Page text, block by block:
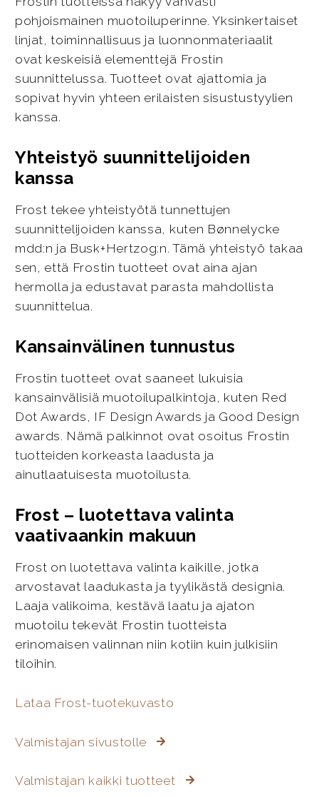
pohjoismainen muotoiluperinne. Yksinkertaiset
linjat, toiminnallisuus ja luonnonmateriaalit
ovat keskeisiä elementtejä Frostin
suunnittelussa. Tuotteet ovat ajattomia ja
sopivat hyvin yhteen erilaisten sisustustyylien
kanssa.
Yhteistyö suunnittelijoiden
kanssa
Frost tekee yhteistyötä tunnettujen
suunnittelijoiden kanssa, kuten Bønnelycke
mdd:n ja Busk+Hertzog:n. Tämä yhteistyö takaa
sen, että Frostin tuotteet ovat aina ajan
hermolla ja edustavat parasta mahdollista
suunnittelua.
Kansainvälinen tunnustus
Frostin tuotteet ovat saaneet lukuisia
kansainvälisiä muotoilupalkintoja, kuten Red
Dot Awards, IF Design Awards ja Good Design
awards. Nämä palkinnot ovat osoitus Frostin
tuotteiden korkeasta laadusta ja
ainutlaatuisesta muotoilusta.
Frost – luotettava valinta
vaativaankin makuun
Frost on luotettava valinta kaikille, jotka
arvostavat laadukasta ja tyylikästä designia.
Laaja valikoima, kestävä laatu ja ajaton
muotoilu tekevät Frostin tuotteista
erinomaisen valinnan niin kotiin kuin julkisiin
tiloihin.
Lataa Frost-tuotekuvasto
Valmistajan sivustolle
Valmistajan kaikki tuotteet